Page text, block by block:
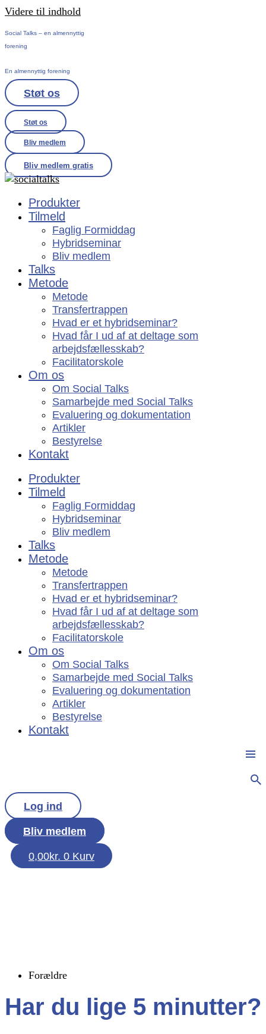
Videre til indhold
Social Talks – en almennyttig
forening
En almennyttig forening
Støt os
Støt os
Bliv medlem
Bliv medlem gratis
Produkter
Tilmeld
Faglig Formiddag
Hybridseminar
Bliv medlem
Talks
Metode
Metode
Transfertrappen
Hvad er et hybridseminar?
Hvad får I ud af at deltage som
arbejdsfællesskab?
Facilitatorskole
Om os
Om Social Talks
Samarbejde med Social Talks
Evaluering og dokumentation
Artikler
Bestyrelse
Kontakt
Produkter
Tilmeld
Faglig Formiddag
Hybridseminar
Bliv medlem
Talks
Metode
Metode
Transfertrappen
Hvad er et hybridseminar?
Hvad får I ud af at deltage som
arbejdsfællesskab?
Facilitatorskole
Om os
Om Social Talks
Samarbejde med Social Talks
Evaluering og dokumentation
Artikler
Bestyrelse
Kontakt
Log ind
Bliv medlem
0,00kr. 0 Kurv
Forældre
Har du lige 5 minutter?